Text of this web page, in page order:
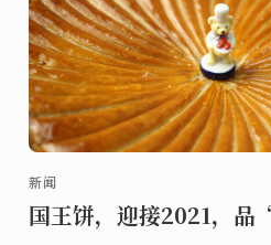
新闻
国王饼，迎接2021，